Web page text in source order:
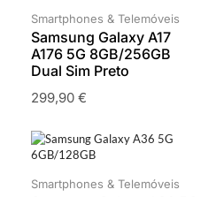
Smartphones & Telemóveis
Samsung Galaxy A17
A176 5G 8GB/256GB
Dual Sim Preto
299,90 €
Smartphones & Telemóveis